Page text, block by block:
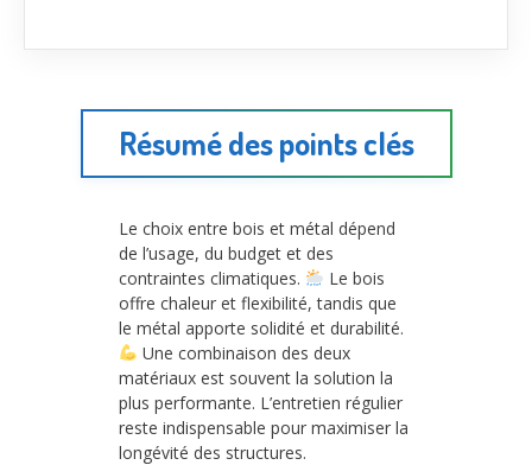
Résumé des points clés
Le choix entre bois et métal dépend
de l’usage, du budget et des
contraintes climatiques.
Le bois
offre chaleur et flexibilité, tandis que
le métal apporte solidité et durabilité.
Une combinaison des deux
matériaux est souvent la solution la
plus performante. L’entretien régulier
reste indispensable pour maximiser la
longévité des structures.